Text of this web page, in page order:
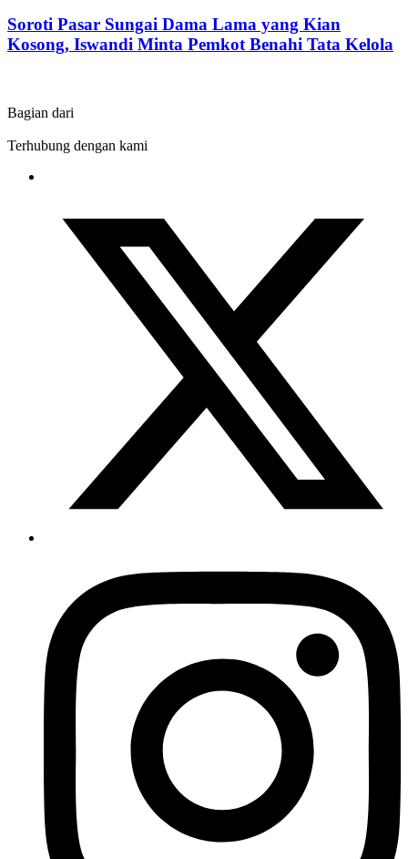
Soroti Pasar Sungai Dama Lama yang Kian
Kosong, Iswandi Minta Pemkot Benahi Tata Kelola
Bagian dari
Terhubung dengan kami